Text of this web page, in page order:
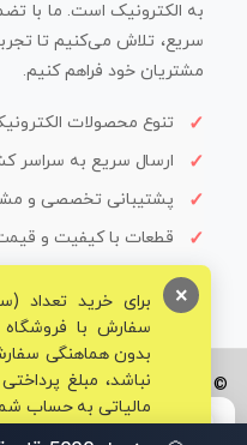
به الکترونیک است. ما با
سریع، تلاش می‌کنیم تا
مشتریان خود فراهم کنیم.
تنوع محصولات
ارسال سریع به سراسر
پشتیبانی تخصصی و
قطعات با کیفیت و
© تمامی حقوق برای فروشگاه
برای خرید تعداد
سفارش با
بدون هماهنگی
نباشد، مبلغ
مالیاتی به حساب
×